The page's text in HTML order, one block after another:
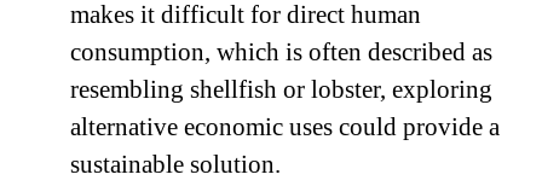
makes it difficult for direct human
consumption, which is often described as
resembling shellfish or lobster, exploring
alternative economic uses could provide a
sustainable solution.